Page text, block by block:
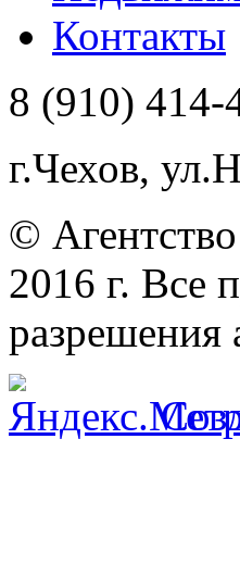
Контакты
8 (910) 414-
г.Чехов,
©
2016 г. Все
разрешения